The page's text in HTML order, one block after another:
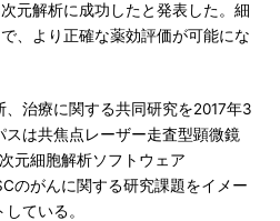
元解析に成功したと発表した。細
、より正確な薬効評価が可能にな
治療に関する共同研究を2017年3
スは共焦点レーザー走査型顕微鏡
元細胞解析ソフトウェア
のがんに関する研究課題をイメー
ている。